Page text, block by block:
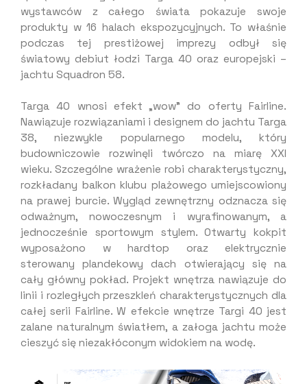
wystawców z całego świata pokazuje swoje
produkty w 16 halach ekspozycyjnych. To właśnie
podczas tej prestiżowej imprezy odbył się
światowy debiut łodzi Targa 40 oraz europejski –
jachtu Squadron 58.
Targa 40 wnosi efekt „wow” do oferty Fairline.
Nawiązuje rozwiązaniami i designem do jachtu Targa
38, niezwykle popularnego modelu, który
budowniczowie rozwinęli twórczo na miarę XXI
wieku. Szczególne wrażenie robi charakterystyczny,
rozkładany balkon klubu plażowego umiejscowiony
na prawej burcie. Wygląd zewnętrzny odznacza się
odważnym, nowoczesnym i wyrafinowanym, a
jednocześnie sportowym stylem. Otwarty kokpit
wyposażono w hardtop oraz elektrycznie
sterowany plandekowy dach otwierający się na
cały główny pokład. Projekt wnętrza nawiązuje do
linii i rozległych przeszkleń charakterystycznych dla
całej serii Fairline. W efekcie wnętrze Targi 40 jest
zalane naturalnym światłem, a załoga jachtu może
cieszyć się niezakłóconym widokiem na wodę.